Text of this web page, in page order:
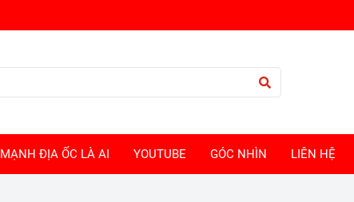
MẠNH ĐỊA ỐC LÀ AI YOUTUBE GÓC NHÌN LIÊN HỆ